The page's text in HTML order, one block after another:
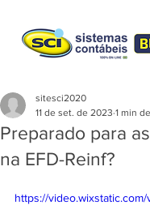
Preparado para
na EFD-Reinf?
sitesci2020
11 de set. de 2023 1 min
https://